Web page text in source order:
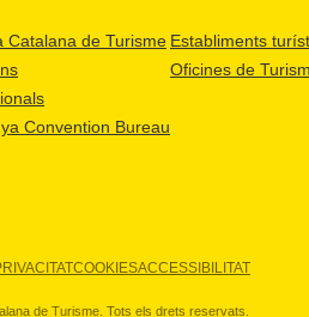
Catalana de Turisme
Convention Bureau
Establiments
Oficines de
COOKIESACCESSIBILITAT
de Turisme. Tots els drets reservats.